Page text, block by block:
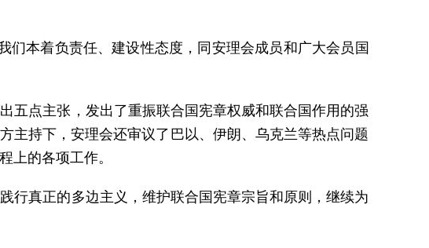
本着负责任、建设性态度，同安理会成员和广大会员国
五点主张，发出了重振联合国宪章权威和联合国作用的强
主持下，安理会还审议了巴以、伊朗、乌克兰等热点问题
上的各项工作。
行真正的多边主义，维护联合国宪章宗旨和原则，继续为